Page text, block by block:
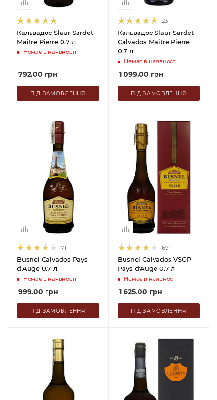
1
Кальвадос Slaur Sardet
Maitre Pierre 0.7 л
Немає в наявності
792.00 грн
ПІД ЗАМОВЛЕННЯ
23
Кальвадос Slaur Sardet
Calvados Maitre Pierre
0.7 л
Немає в наявності
1 099.00 грн
ПІД ЗАМОВЛЕННЯ
71
Busnel Calvados Pays
d'Auge 0.7 л
Немає в наявності
999.00 грн
ПІД ЗАМОВЛЕННЯ
69
Busnel Calvados VSOP
Pays d'Auge 0.7 л
Немає в наявності
1 625.00 грн
ПІД ЗАМОВЛЕННЯ